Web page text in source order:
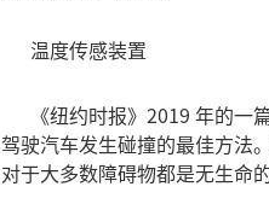
温度传感装置
《纽约时报》2019 年的一
驾驶汽车发生碰撞的最佳方法
对于大多数障碍物都是无生命